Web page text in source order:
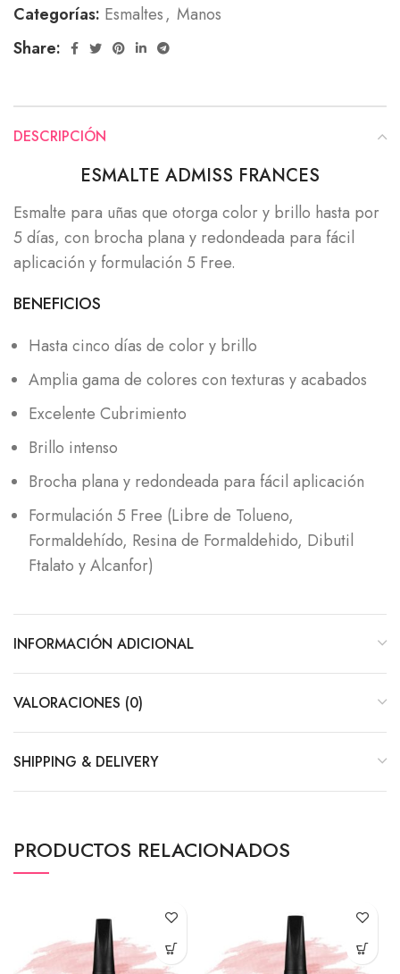
Categorías: Esmaltes, Manos
Share:
DESCRIPCIÓN
ESMALTE ADMISS FRANCES
Esmalte para uñas que otorga color y brillo hasta por
5 días, con brocha plana y redondeada para fácil
aplicación y formulación 5 Free.
BENEFICIOS
Hasta cinco días de color y brillo
Amplia gama de colores con texturas y acabados
Excelente Cubrimiento
Brillo intenso
Brocha plana y redondeada para fácil aplicación
Formulación 5 Free (Libre de Tolueno,
Formaldehído, Resina de Formaldehido, Dibutil
Ftalato y Alcanfor)
INFORMACIÓN ADICIONAL
VALORACIONES (0)
SHIPPING & DELIVERY
PRODUCTOS RELACIONADOS